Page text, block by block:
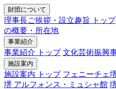
財団について
理事長ご挨拶・設立趣旨 トップ
の概要・所在地
事業紹介
事業紹介 トップ 文化芸術振興
施設案内
施設案内 トップ フェニーチェ
堺 アルフォンス・ミュシャ館